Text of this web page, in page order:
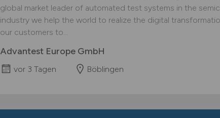
global market leader of automated test systems in the
industry we help the world to realize the digital
our customers to...
Advantest Europe GmbH
vor 3 Tagen Böblingen